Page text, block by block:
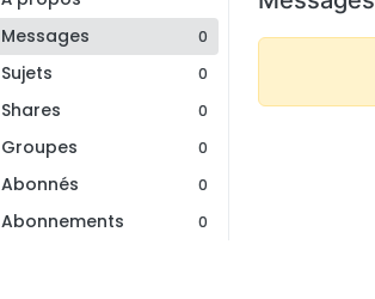
Messages
0
Sujets 0
Shares 0
Groupes 0
Abonnés 0
Abonnements 0